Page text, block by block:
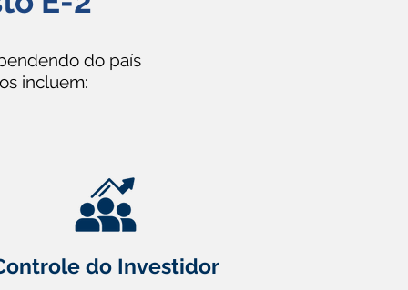
do país
incluem:
do Investidor